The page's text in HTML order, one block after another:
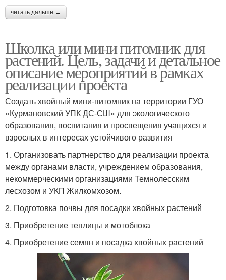
читать дальше →
Школка или мини питомник для
растений. Цель, задачи и детальное
описание мероприятий в рамках
реализации проекта
Создать хвойный мини-питомник на территории ГУО
«Курмановский УПК ДС-СШ» для экологического
образования, воспитания и просвещения учащихся и
взрослых в интересах устойчивого развития
1. Организовать партнерство для реализации проекта
между органами власти, учреждением образования,
некоммерческими организациями Темнолесским
лесхозом и УКП Жилкомхозом.
2. Подготовка почвы для посадки хвойных растений
3. Приобретение теплицы и мотоблока
4. Приобретение семян и посадка хвойных растений